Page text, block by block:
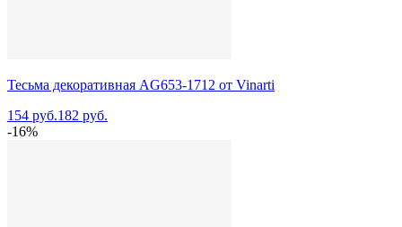
Тесьма декоративная AG653-1712 от Vinarti
154 руб.182 руб.
-16%